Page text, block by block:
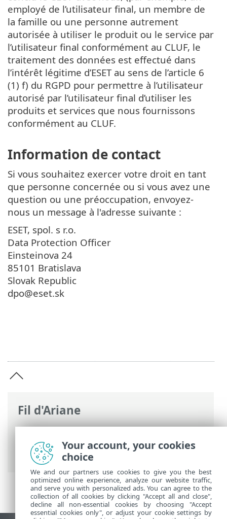
Fil d'Ariane
Aide en ligne d'ESET>ESET Small
Business Security>Documents
juridiques > Politique de confidentialité
employé de l’utilisateur final, un membre de
la famille ou une personne autrement
autorisée à utiliser le produit ou le service par
l’utilisateur final conformément au CLUF, le
traitement des données est effectué dans
l’intérêt légitime d’ESET au sens de l’article 6
(1) f) du RGPD pour permettre à l’utilisateur
autorisé par l’utilisateur final d’utiliser les
produits et services que nous fournissons
conformément au CLUF.
Information de contact
Si vous souhaitez exercer votre droit en tant
que personne concernée ou si vous avez une
question ou une préoccupation, envoyez-
nous un message à l'adresse suivante :
ESET, spol. s r.o.
Data Protection Officer
Einsteinova 24
85101 Bratislava
Slovak Republic
dpo@eset.sk
Your account, your cookies
choice
We and our partners use cookies to give you the best
optimized online experience, analyze our website traffic,
and serve you with personalized ads. You can agree to the
collection of all cookies by clicking "Accept all and close",
decline all non-essential cookies by choosing "Accept
essential cookies only", or adjust your cookie settings by